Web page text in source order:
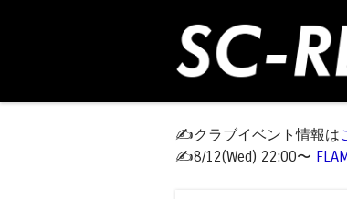
✍️クラブイベント情報は
✍️8/12(Wed) 22:00〜